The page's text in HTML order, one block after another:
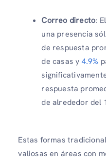
Correo directo:
una presencia
de respuesta
de casas y 4.9%
respuesta
de alrededor del
Estas formas
valiosas en áreas con